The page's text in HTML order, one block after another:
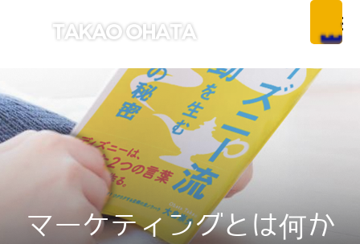
マーケティングとは何か